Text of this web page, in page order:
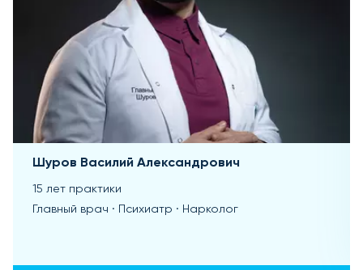
Шуров Василий Александрович
15 лет практики
Главный врач · Психиатр · Нарколог